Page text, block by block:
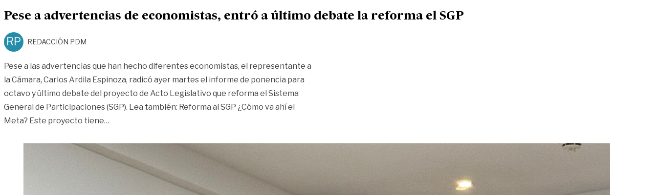
Pese a advertencias de economistas, entró a último debate la reforma el SGP
RP REDACCIÓN PDM
Pese a las advertencias que han hecho diferentes economistas, el representante a
la Cámara, Carlos Ardila Espinoza, radicó ayer martes el informe de ponencia para
octavo y último debate del proyecto de Acto Legislativo que reforma el Sistema
General de Participaciones (SGP). Lea también: Reforma al SGP ¿Cómo va ahí el
Meta? Este proyecto tiene…